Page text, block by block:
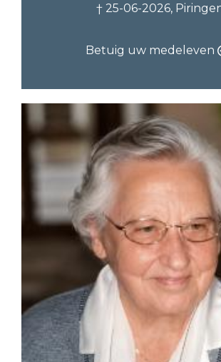
† 25-06-2026,
Betuig uw medeleven